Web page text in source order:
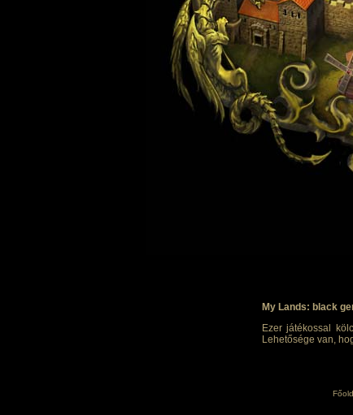
My Lands: black
Ezer játékossal
Lehetősége van,